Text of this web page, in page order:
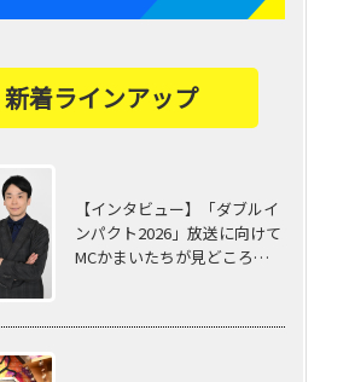
新着ラインアップ
【インタビュー】「ダブルイ
ンパクト2026」放送に向けて
MCかまいたちが見どころ…